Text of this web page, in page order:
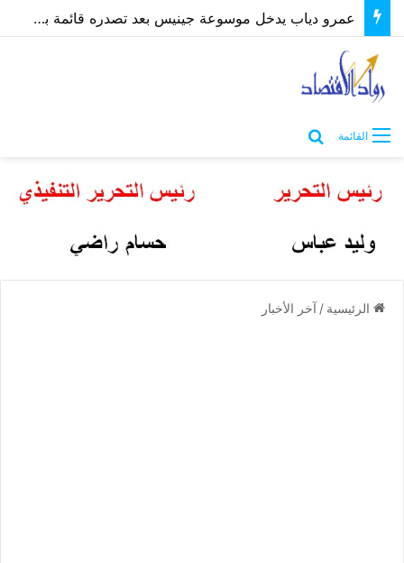
عمرو دياب يدخل موسوعة جينيس بعد تصدره قائمة بيلبورد عربية لـ68 أسبوعًا
القائمة
الرئيسية / آخر الأخبار